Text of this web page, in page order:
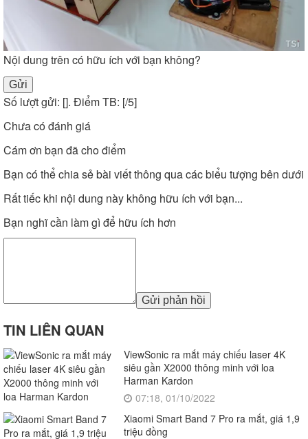
Nội dung trên có hữu ích với bạn không?
Gửi
Số lượt gửi: []. Điểm TB: [/5]
Chưa có đánh giá
Cám ơn bạn đã cho điểm
Bạn có thể chia sẻ bài viết thông qua các biểu tượng bên dưới
Rất tiếc khi nội dung này không hữu ích với bạn...
Bạn nghĩ cần làm gì để hữu ích hơn
Gửi phản hồi
TIN LIÊN QUAN
ViewSonic ra mắt máy chiếu laser 4K
siêu gần X2000 thông minh với loa
Harman Kardon
07:18, 01/10/2022
Xiaomi Smart Band 7 Pro ra mắt, giá 1,9
triệu đồng